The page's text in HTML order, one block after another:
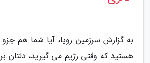
به گزارش سرزمین رویا، آیا شما هم
هستید که وقتی رژیم می گیرید، دلتان